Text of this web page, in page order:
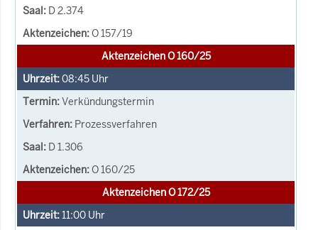
D 2.374
O 157/19
Aktenzeichen O 160/25
08:45 Uhr
Verkündungstermin
Prozessverfahren
D 1.306
O 160/25
Aktenzeichen O 172/25
11:00 Uhr